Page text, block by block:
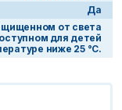
Да
от света
для детей
ниже 25 °C.